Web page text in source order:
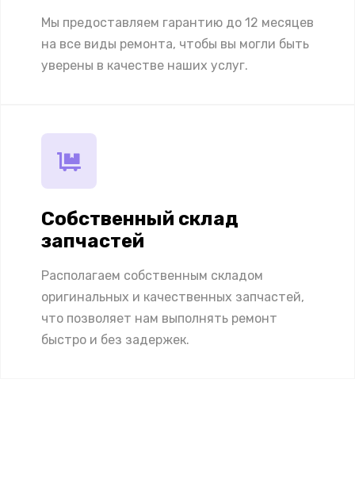
Мы предоставляем гарантию до 12 месяцев
на все виды ремонта, чтобы вы могли быть
уверены в качестве наших услуг.
Собственный склад
запчастей
Располагаем собственным складом
оригинальных и качественных запчастей,
что позволяет нам выполнять ремонт
быстро и без задержек.